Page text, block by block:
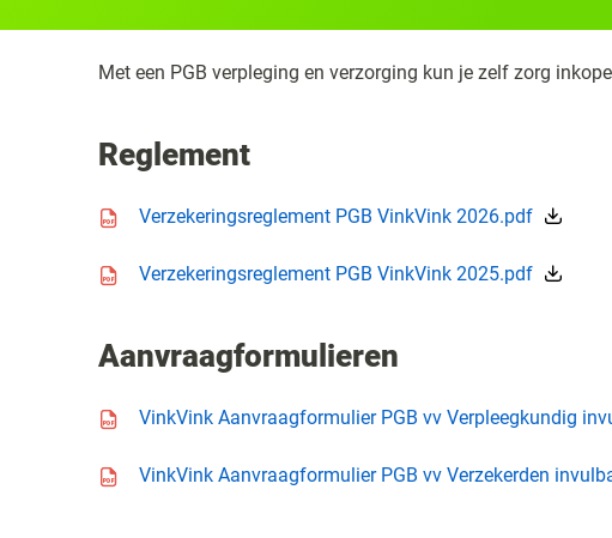
Met een PGB verpleging en verzorging kun je zelf zorg
Reglement
Icon file type-pdfVerzekeringsreglement PGB VinkVink 2026.pdf
Icon file type-pdfVerzekeringsreglement PGB VinkVink 2025.pdf
Aanvraagformulieren
Icon file type-pdfVinkVink Aanvraagformulier PGB vv Verpleegkundig
Icon file type-pdfVinkVink Aanvraagformulier PGB vv Verzekerden